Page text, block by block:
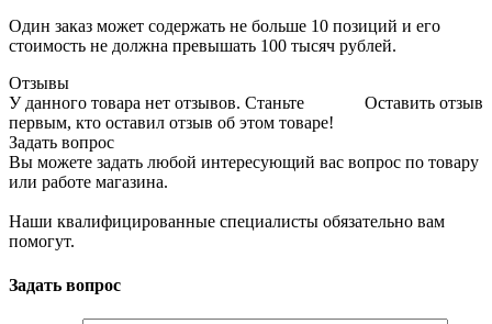
Один заказ может содержать не больше 10 позиций и его
стоимость не должна превышать 100 тысяч рублей.
Отзывы
Оставить отзыв
У данного товара нет отзывов. Станьте
первым, кто оставил отзыв об этом товаре!
Задать вопрос
Вы можете задать любой интересующий вас вопрос по товару
или работе магазина.
Наши квалифицированные специалисты обязательно вам
помогут.
Задать вопрос